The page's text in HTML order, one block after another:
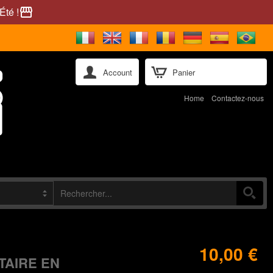
!storefront
Panier
Account
Home Contactez-nous
EN 10,00 €